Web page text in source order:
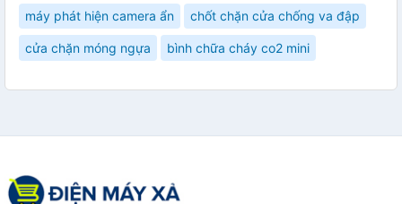
máy phát hiện camera ẩn chốt chặn cửa chống va đập
cửa chặn móng ngựa bình chữa cháy co2 mini